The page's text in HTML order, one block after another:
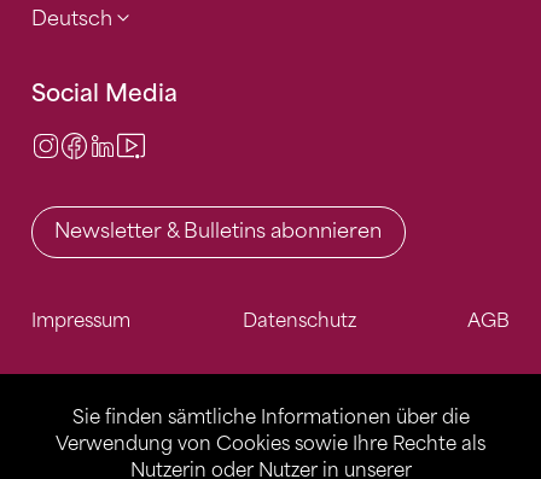
Sie finden sämtliche Informationen über die
Verwendung von Cookies sowie Ihre Rechte als
Nutzerin oder Nutzer in unserer
Deutsch
Social Media
Instagram
Facebook
LinkedIn
Newsletter & Bulletins abonnieren
Impressum Datenschutz AGB